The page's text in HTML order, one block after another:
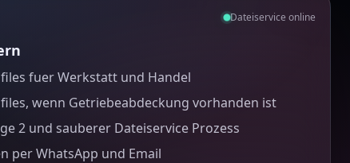
Dateiservice online
fuer Werkstatt und Handel
wenn Getriebeabdeckung vorhanden ist
2 und sauberer Dateiservice Prozess
per WhatsApp und Email